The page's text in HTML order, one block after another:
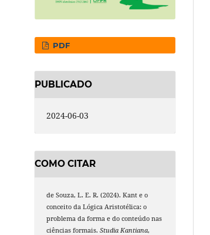
PDF
PUBLICADO
2024-06-03
COMO CITAR
de Souza, L. E. R. (2024). Kant e o
conceito da Lógica Aristotélica: o
problema da forma e do conteúdo nas
ciências formais.Studia Kantiana,